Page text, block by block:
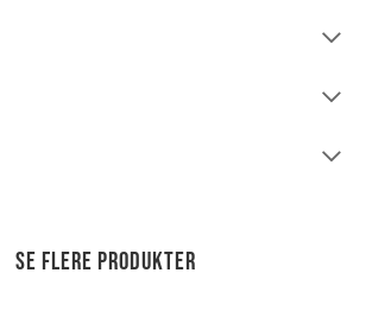
Se flere produkter